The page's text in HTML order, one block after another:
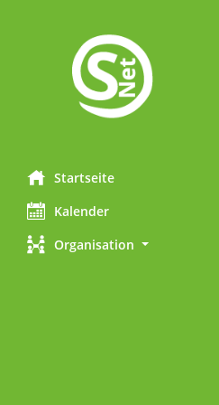
Startseite
Kalender
Organisation